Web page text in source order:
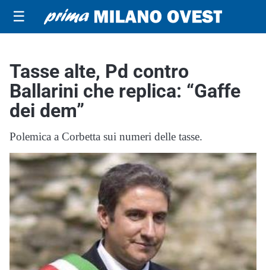
☰
Tasse alte, Pd contro
Ballarini che replica: “Gaffe
dei dem”
Polemica a Corbetta sui numeri delle tasse.